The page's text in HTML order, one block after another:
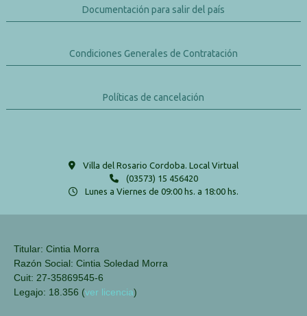
Documentación para salir del país
Condiciones Generales de Contratación
Políticas de cancelación
Villa del Rosario Cordoba. Local Virtual
(03573) 15 456420
Lunes a Viernes de 09:00 hs. a 18:00 hs.
Titular: Cintia Morra
Razón Social: Cintia Soledad Morra
Cuit: 27-35869545-6
Legajo: 18.356 (ver licencia)